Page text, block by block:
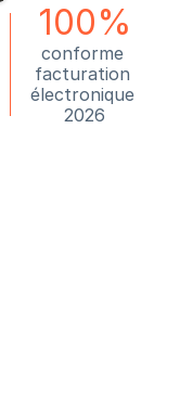
100%
conforme
facturation
électronique
2026